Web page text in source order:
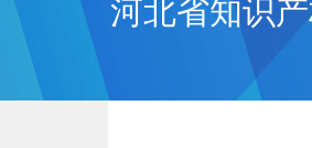
河北省知识